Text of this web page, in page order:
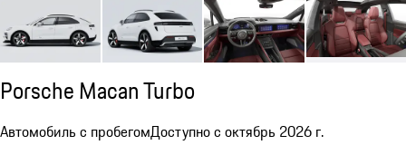
Porsche Macan Turbo
Автомобиль с пробегомДоступно с октябрь 2026 г.